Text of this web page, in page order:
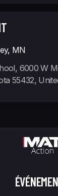
MN
6000 W
55432,